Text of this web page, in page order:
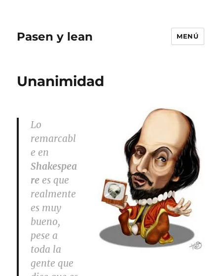
Pasen y lean MENÚ
Unanimidad
Lo
remarcabl
e en
Shakespea
re es que
realmente
es muy
bueno,
pese a
toda la
gente que